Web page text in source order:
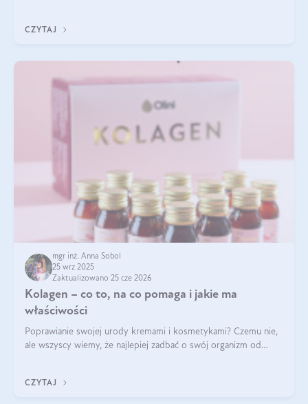
CZYTAJ
mgr inż. Anna Sobol
25 wrz 2025
Zaktualizowano 25 cze 2026
Kolagen – co to, na co pomaga i jakie ma
właściwości
Poprawianie swojej urody kremami i kosmetykami? Czemu nie,
ale wszyscy wiemy, że najlepiej zadbać o swój organizm od
wysokiej jakości suplem
CZYTAJ